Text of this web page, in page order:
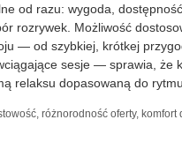
od razu: wygoda,
rozrywek. Możliwość
— od szybkiej, krótkej
sesje — sprawia, że
relaksu dopasowaną do
różnorodność oferty, komfort